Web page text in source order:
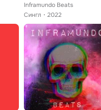
Inframundo Beats
Сингл
2022